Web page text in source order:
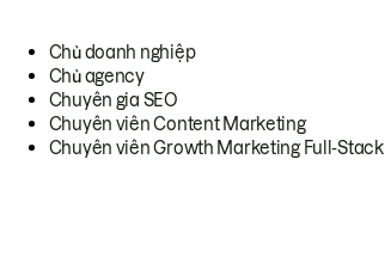
Chủ doanh nghiệp
Chủ agency
Chuyên gia SEO
Chuyên viên Content Marketing
Chuyên viên Growth Marketing Full-Stack